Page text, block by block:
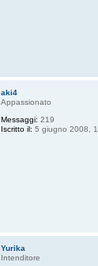
aki4
Appassionato
Messaggi: 219
Iscritto il: 5 giugno 2008,
Yurika
Intenditore